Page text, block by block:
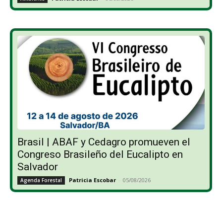
Brasil | ABAF y Cedagro promueven el
Congreso Brasileño del Eucalipto en
Salvador
Agenda Forestal Patricia Escobar - 05/08/2026